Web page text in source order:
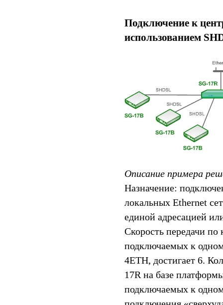
Подключение к
использованием
Описание примера
Назначение:
локальных Ethernet
единой адресацией
Скорость передачи по
подключаемых к
4ETH, достигает 6.
17R на базе
подключаемых к